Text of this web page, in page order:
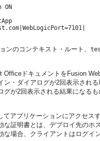
ON
ンのコンテキスト・ルート、
ドキュメントをFusion
ン・ダイアログが2回表示され
グが2回表示される結果になる
てアプリケーションにアクセス
な証明書とは、デプロイ先の
な場合、クライアントはログ